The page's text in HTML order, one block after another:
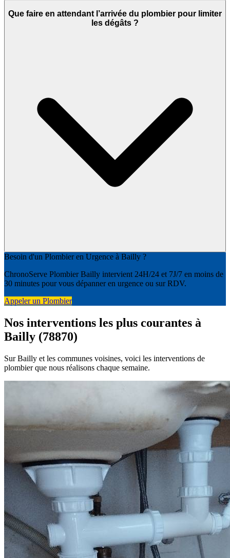
Que faire en attendant l’arrivée du plombier pour limiter
les dégâts ?
Besoin d'un Plombier en Urgence à Bailly ?
ChronoServe Plombier Bailly intervient 24H/24 et 7J/7 en moins de
30 minutes pour vous dépanner en urgence ou sur RDV.
Appeler un Plombier
Nos interventions les plus courantes à
Bailly (78870)
Sur Bailly et les communes voisines, voici les interventions de
plombier que nous réalisons chaque semaine.